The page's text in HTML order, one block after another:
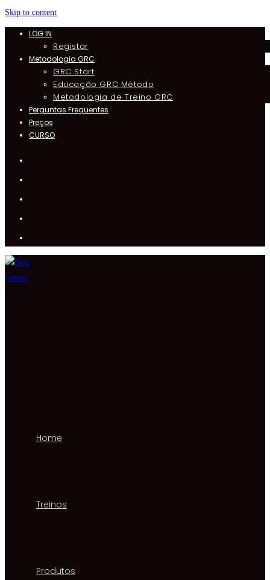
Skip to content
LOG IN
Registar
Metodologia GRC
GRC Start
Educação GRC Método
Metodologia de Treino GRC
Perguntas Frequentes
Preços
CURSO
Home
Treinos
Produtos